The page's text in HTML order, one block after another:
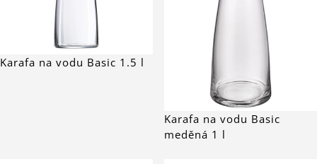
Karafa na vodu Basic 1.5 l
Karafa na vodu Basic
meděná 1 l